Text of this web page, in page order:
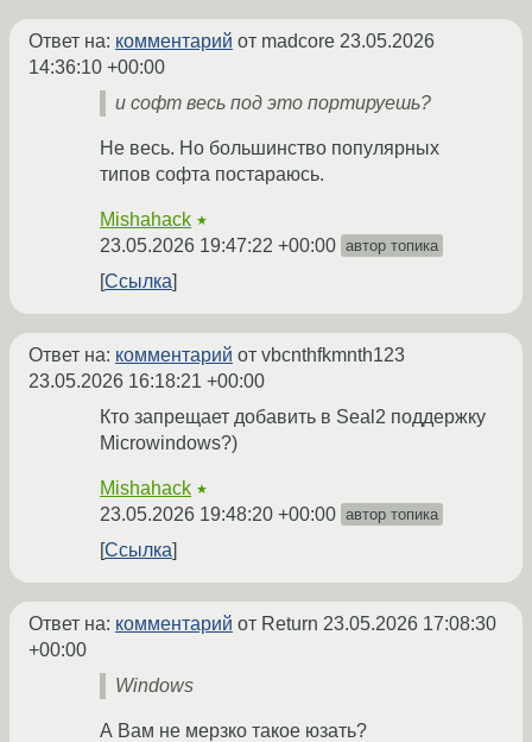
Ответ на: комментарий от madcore 23.05.2026
14:36:10 +00:00
и софт весь под это портируешь?
Не весь. Но большинство популярных
типов софта постараюсь.
Mishahack ★
23.05.2026 19:47:22 +00:00 автор топика
Ссылка
Ответ на: комментарий от vbcnthfkmnth123
23.05.2026 16:18:21 +00:00
Кто запрещает добавить в Seal2 поддержку
Microwindows?)
Mishahack ★
23.05.2026 19:48:20 +00:00 автор топика
Ссылка
Ответ на: комментарий от Return 23.05.2026 17:08:30
+00:00
Windows
А Вам не мерзко такое юзать?